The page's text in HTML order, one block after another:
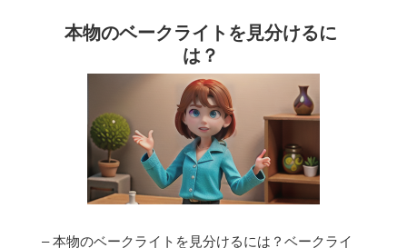
本物のベークライトを見分けるに
は？
– 本物のベークライトを見分けるには？ベークライ